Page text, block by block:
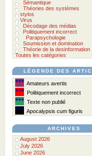
Sémantique
Théories des systèmes
stylos
Virus
Décodage des médias
Politiquement incorrect
Parapsychologie
Soumission et domination
Théorie de la desinformation
Toutes les catégories
LÉGENDE DES
*** Amateurs avertis
*** Politiquement incorrect
*** Texte non publié
*** Apocalypsis cum figuris
ARCHIVES
August 2026
July 2026
June 2026